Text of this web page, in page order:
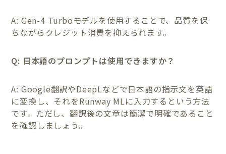
A: Gen-4 Turboモデルを使用することで、品質を保
ちながらクレジット消費を抑えられます。
Q: 日本語のプロンプトは使用できますか？
A: Google翻訳やDeepLなどで日本語の指示文を英語
に変換し、それをRunway MLに入力するという方法
です。ただし、翻訳後の文章は簡潔で明確であること
を確認しましょう。